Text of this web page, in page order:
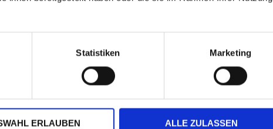
Statistiken Marketing
ERLAUBEN ALLE ZULASSEN